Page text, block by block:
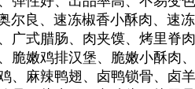
良、速冻椒香小酥肉、速
广式腊肠、肉夹馍、烤里脊
脆嫩鸡排汉堡、脆嫩小酥肉
麻辣鸭翅、卤鸭锁骨、卤